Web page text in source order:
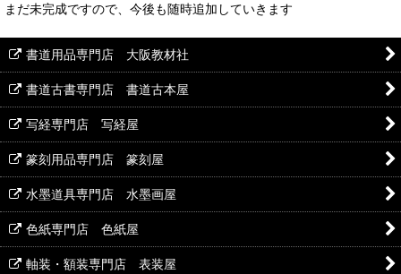
まだ未完成ですので、今後も随時追加していきます
書道用品専門店 大阪教材社
書道古書専門店 書道古本屋
写経専門店 写経屋
篆刻用品専門店 篆刻屋
水墨道具専門店 水墨画屋
色紙専門店 色紙屋
軸装・額装専門店 表装屋